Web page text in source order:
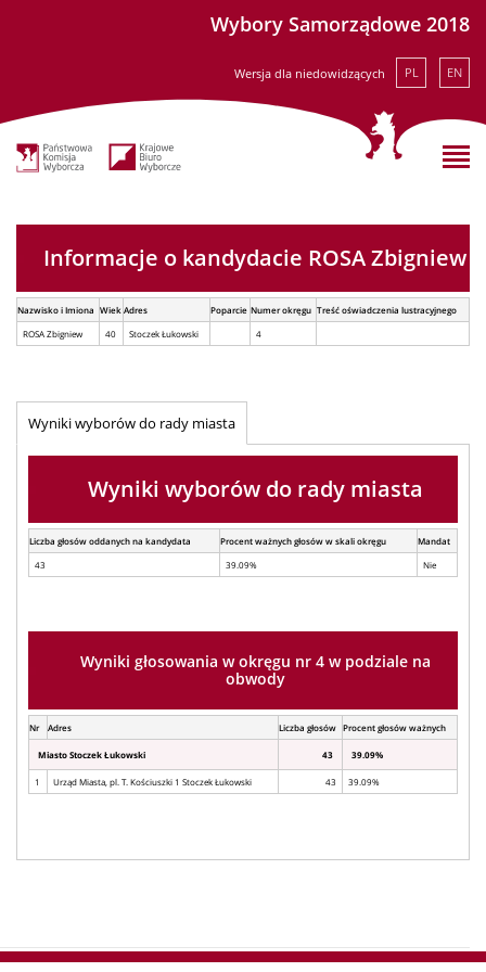
Wybory Samorządowe 2018
Wersja dla niedowidzących PL EN
Informacje o kandydacie ROSA Zbigniew
Nazwisko i Imiona Wiek Adres Poparcie Numer okręgu Treść oświadczenia lustracyjnego
ROSA Zbigniew
40 Stoczek Łukowski 4
Wyniki wyborów do rady miasta
Wyniki wyborów do rady miasta
Liczba głosów oddanych na kandydata Procent ważnych głosów w skali okręgu
Mandat
43
39.09% Nie
Wyniki głosowania w okręgu nr 4 w podziale na
obwody
Nr Adres Liczba głosów Procent głosów ważnych
Miasto Stoczek Łukowski 43 39.09%
1 Urząd Miasta, pl. T. Kościuszki 1 Stoczek Łukowski 43 39.09%